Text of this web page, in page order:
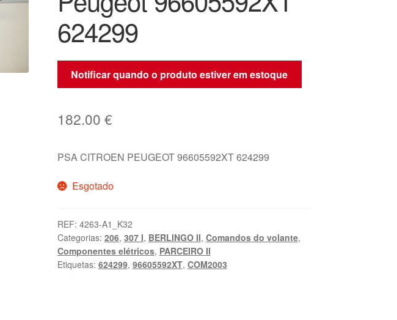
624299
Notificar quando o produto estiver em estoque
182.00 €
PSA CITROEN PEUGEOT 96605592XT 624299
Esgotado
REF: 4263-A1_K32
Categorias: 206, 307 I, BERLINGO II, Comandos do volante,
Componentes elétricos, PARCEIRO II
Etiquetas: 624299, 96605592XT, COM2003